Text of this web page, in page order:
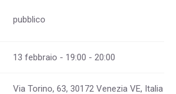
pubblico
13 febbraio - 19:00 - 20:00
Via Torino, 63, 30172 Venezia VE, Italia